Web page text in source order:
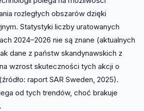
rozległych obszarów dzięki
Statystyki liczby uratowanych
2024–2026 nie są znane (aktualnych
dane z państw skandynawskich z
wzrost skuteczności tych akcji o
raport SAR Sweden, 2025).
od tych trendów, choć brakuje